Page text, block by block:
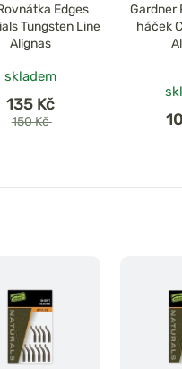
Edges
Tungsten Line
Alignas
skladem
135 Kč
150 Kč
Gardner
háček